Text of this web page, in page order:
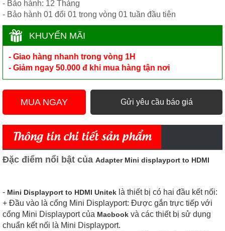
- Bảo hành: 12 Tháng
- Bảo hành 01 đổi 01 trong vòng 01 tuần đầu tiên
KHUYẾN MÃI
- Giao hàng nhanh trong vòng 1H
- Giảm ngay 50.000 đ khi mua hàng tận nơi
MUA NGAY Gửi yêu cầu báo giá
Thông tin chi tiết sản phẩm
Đặc điểm nổi bật của Adapter Mini displayport to HDMI
- Mini Displayport to HDMI Unitek là thiết bị có hai đầu kết nối:
+ Đầu vào là cổng Mini Displayport: Được gắn trực tiếp với
cổng Mini Displayport của Macbook và các thiết bị sử dụng
chuẩn kết nối là Mini Displayport.